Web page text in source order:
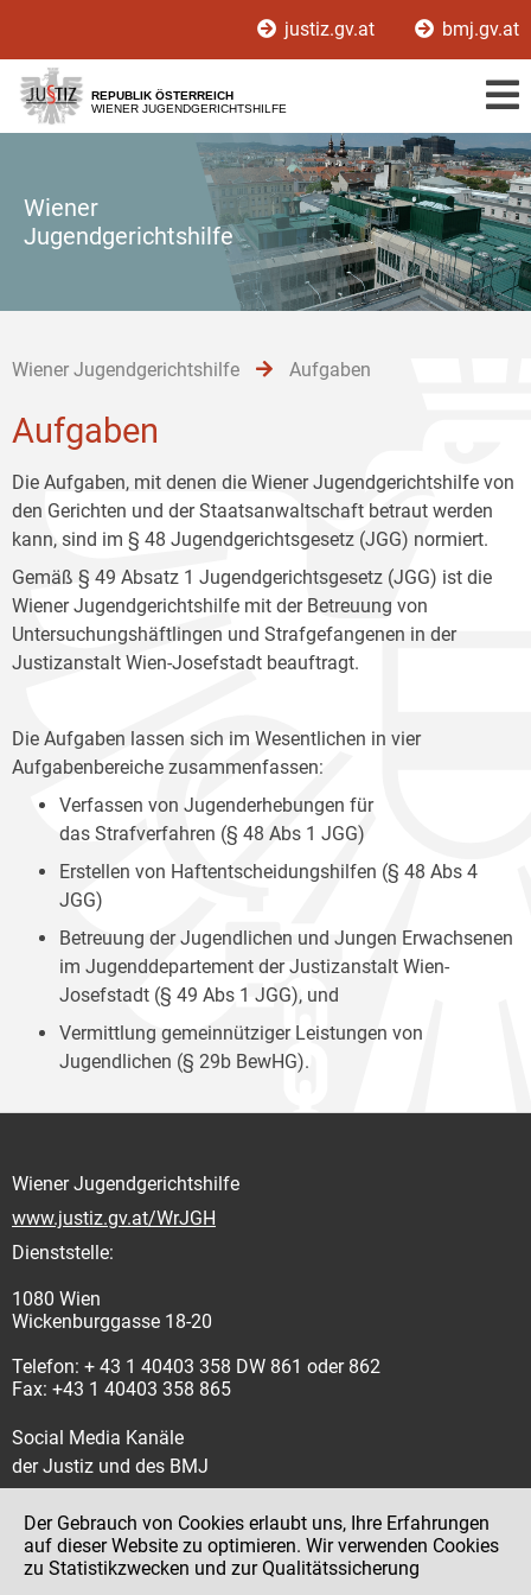
[1]
[2]
[3]
justiz.gv.at bmj.gv.at
REPUBLIK ÖSTERREICH
WIENER JUGENDGERICHTSHILFE
Wiener
Jugendgerichtshilfe
Wiener Jugendgerichtshilfe Aufgaben
Aufgaben
Die Aufgaben, mit denen die Wiener Jugendgerichtshilfe von
den Gerichten und der Staatsanwaltschaft betraut werden
kann, sind im § 48 Jugendgerichtsgesetz (JGG) normiert.
Gemäß § 49 Absatz 1 Jugendgerichtsgesetz (JGG) ist die
Wiener Jugendgerichtshilfe mit der Betreuung von
Untersuchungshäftlingen und Strafgefangenen in der
Justizanstalt Wien-Josefstadt beauftragt.
Die Aufgaben lassen sich im Wesentlichen in vier
Aufgabenbereiche zusammenfassen:
Verfassen von Jugenderhebungen für
das Strafverfahren (§ 48 Abs 1 JGG)
Erstellen von Haftentscheidungshilfen (§ 48 Abs 4
JGG)
Betreuung der Jugendlichen und Jungen Erwachsenen
im Jugenddepartement der Justizanstalt Wien-
Josefstadt (§ 49 Abs 1 JGG), und
Vermittlung gemeinnütziger Leistungen von
Jugendlichen (§ 29b BewHG).
Wiener Jugendgerichtshilfe
www.justiz.gv.at/WrJGH
Dienststelle:
1080 Wien
Wickenburggasse 18-20
Telefon: + 43 1 40403 358 DW 861 oder 862
Fax: +43 1 40403 358 865
Social Media Kanäle
der Justiz und des BMJ
Impressum
Der Gebrauch von Cookies erlaubt uns, Ihre Erfahrungen
auf dieser Website zu optimieren. Wir verwenden Cookies
zu Statistikzwecken und zur Qualitätssicherung